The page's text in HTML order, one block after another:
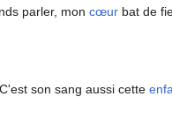
parler, mon cœur bat de
son sang aussi cette